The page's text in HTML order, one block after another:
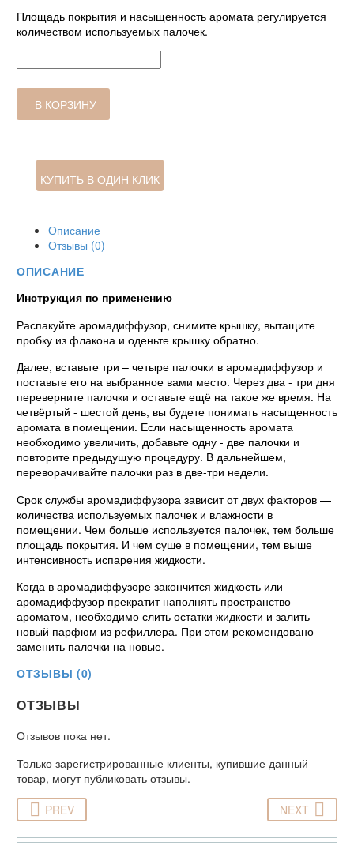
Площадь покрытия и насыщенность аромата регулируется
количеством используемых палочек.
товара
Aria
Mare
100ml
В КОРЗИНУ
КУПИТЬ В ОДИН КЛИК
Описание
Отзывы (0)
ОПИСАНИЕ
Инструкция по применению
Распакуйте аромадиффузор, снимите крышку, вытащите
пробку из флакона и оденьте крышку обратно.
Далее, вставьте три – четыре палочки в аромадиффузор и
поставьте его на выбранное вами место. Через два - три дня
переверните палочки и оставьте ещё на такое же время. На
четвёртый - шестой день, вы будете понимать насыщенность
аромата в помещении. Если насыщенность аромата
необходимо увеличить, добавьте одну - две палочки и
повторите предыдущую процедуру. В дальнейшем,
переворачивайте палочки раз в две-три недели.
Срок службы аромадиффузора зависит от двух факторов —
количества используемых палочек и влажности в
помещении. Чем больше используется палочек, тем больше
площадь покрытия. И чем суше в помещении, тем выше
интенсивность испарения жидкости.
Когда в аромадиффузоре закончится жидкость или
аромадиффузор прекратит наполнять пространство
ароматом, необходимо слить остатки жидкости и залить
новый парфюм из рефиллера. При этом рекомендовано
заменить палочки на новые.
ОТЗЫВЫ (0)
ОТЗЫВЫ
Отзывов пока нет.
Только зарегистрированные клиенты, купившие данный
товар, могут публиковать отзывы.
PREV NEXT